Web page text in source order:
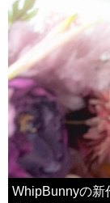
WhipBunnyの新